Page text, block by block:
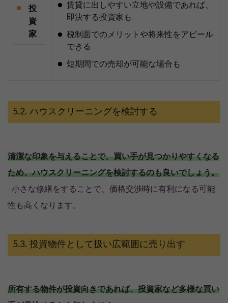
投
資
家
賃貸に出しやすい立地や設備であれば、
即決する投資家も
税制面でのメリットや将来性をアピール
できる
短期間での売却が可能な場合も
ハウスクリーニングを検討する
清潔な印象を与えることで、買い手が見つかりやすくなる
ため、ハウスクリーニングを検討するのも良いでしょう。
小さな修繕をすることで、価格交渉時に有利になる可能
性も高くなります。
投資物件として扱い広範囲に売り出す
所有する物件が投資向きであれば、投資家など多様な買い